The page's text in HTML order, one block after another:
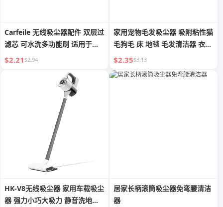
Carfeile 无线吸尘器配件 双层过
滤芯 可水洗多功能刷 适用于绿
灯吹吸一体机
$2.21$2.94
家用宠物毛发吸尘器 吸附粘性猫
毛狗毛 床 地毯 毛发清洁器 衣物
浮毛 Handy Gadget
$2.35$3.13
HK-V8无线吸尘器 家用车载吸尘
器 强力小巧大吸力 静音洗地拖
居家长柄滚筒吸尘器免弯腰清洁
器